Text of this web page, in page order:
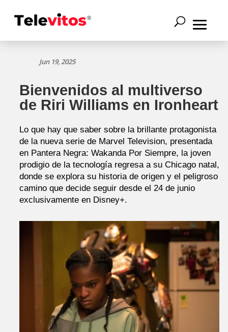
Jun 19, 2025
Bienvenidos al multiverso
de Riri Williams en Ironheart
Lo que hay que saber sobre la brillante protagonista
de la nueva serie de Marvel Television, presentada
en Pantera Negra: Wakanda Por Siempre, la joven
prodigio de la tecnología regresa a su Chicago natal,
donde se explora su historia de origen y el peligroso
camino que decide seguir desde el 24 de junio
exclusivamente en Disney+.